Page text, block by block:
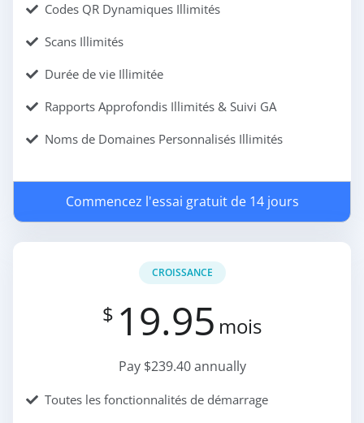
Codes QR Dynamiques Illimités
Scans Illimités
Durée de vie Illimitée
Rapports Approfondis Illimités & Suivi GA
Noms de Domaines Personnalisés Illimités
Commencez l'essai gratuit de 14 jours
CROISSANCE
$ 19.95 mois
Pay $239.40 annually
Toutes les fonctionnalités de démarrage